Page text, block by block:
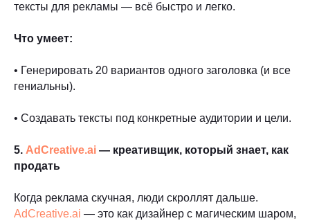
тексты для рекламы — всё быстро и легко.
Что умеет:
• Генерировать 20 вариантов одного заголовка (и все
гениальны).
• Создавать тексты под конкретные аудитории и цели.
5. AdCreative.ai — креативщик, который знает, как
продать
Когда реклама скучная, люди скроллят дальше.
AdCreative.ai — это как дизайнер с магическим шаром,